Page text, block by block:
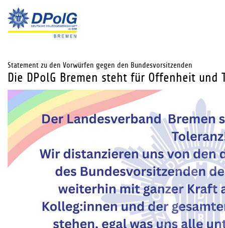
Statement zu den Vorwürfen gegen den Bundesvorsitzenden
Die DPolG Bremen steht für Offenheit und